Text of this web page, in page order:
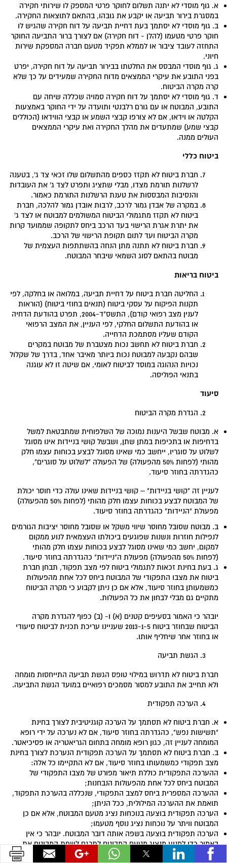
א. גוף מוסדי לא יתנה תשלום לחוקר פרטי המספק לו שירותי חקירה
במסגרת בירור תביעה או יקבע את גובהו, בהתאם לתוצאות החקירה.
ב. גוף מוסדי לא יסתמך בעת דחיית תביעה על דוח חקירה שהגיש לו
חוקר פרטי מטעמו (להלן - דוח חקירה) אם לצורך ברור התביעה החוקר
התחזה לעובד ציבור או לממלא תפקיד מטעם חברה המספקת שירות
חיוני.
ג. גוף מוסדי המבסס את החלטתו בבירור תביעה על דוח חקירה, יפרט
בפני התובע את עיקרי הממצאים מדוח החקירה שמעידים על כך שלא
קרה מקרה הביטוח.
ד. גוף מוסדי לא יסתמך על דוח חקירה סמויה שכללה שיחה עם
התובע, המבוטח או עם גורם רלבנטי ותועדה על ידי החוקר באמצעות
הקלטה או וידאו, אם לא צורפו קבצי השמע או קבצי הווידאו (הכוללים
קבצי שמע) שמתעדים את מהלך החקירה ואת עיקרי הממצאים
העולים ממנה.
ביטוח כללי
חברת ביטוח לא תקזז כספים מהתשלום שלו זכאי צד ג', בטענה
לרשלנות תורמת מצדו, מבלי שתציג ותפרט לצד ג' את העובדות
והנסיבות המבססות את טענת הרשלנות התורמת כאמור.
במקרה של אבדן גמור לרכב, לרבות אובדן גמור להלכה, חברת
ביטוח לא תקזז מתגמולי הביטוח המשולמים למבוטח או לצד ג'
את יתרת אגרת הרישוי בעד הרכב ביחס לתקופה שממועד קרות
מקרה הביטוח ועד לתום תקופת הרישוי של הרכב.
חברת ביטוח לא תתנה מתן הנחה בהשתתפות העצמית של
מבוטח בהתאם לסוג השמאי שיבחר המבוטח.
ביטוח בריאות
החליטה חברת ביטוח על דחיית תביעה, במלואה או בחלקה, לפי
תקנות הפיקוח על עסקי ביטוח (תנאים בחוזי ביטוח) (הוראות
לענין מצב רפואי קודם), התשס"ד-2004, תפרט בהודעת הדחיה
או בהודעת התשלום החלקי, לפי העניין, את המצב הרפואי
הקודם שעליו מסתמכת הדחייה.
חברת ביטוח לא תחשב נכות מצטברת של מבוטח במקרים
שבהם נקבעה למבוטח נכות ביותר מאיבר אחד, בדרך של שקלול
נכויות הנהוגה במוסד לביטוח לאומי, אם שיטה זו לא עוגנה
בתנאי הפוליסה.
סיעוד
הגדרת מקרה הביטוח
א. מבוטח שבשל היענות נמוכה של השלפוחית שמתבטאת למשל
בדחיפות או בתכיפות במתן שתן, ושבשל קושי בניידות אינו מסוגל
לשלוט על סוגריו, ייחשב כמי שאינו מסוגל לבצע בכוחות עצמו חלק
מהותי (לפחות 50% מהפעולה) של הפעולה "לשלוט על סוגרים",
כהגדרתה בחוזר סיעוד.
לעניין זה "קושי בניידות" – קושי בניידות שאינו עולה כדי חוסר יכולת
של המבוטח לבצע בכוחות עצמו חלק מהותי (לפחות 50% מהפעולה)
מפעולת "הניידות" כהגדרתה בחוזר סיעוד.
ב. מבוטח שסובל מחוסר שיווי משקל או שסובל מחוסר יציבות הגורמים
לנפילות חוזרות ונשנות שפוגעים ביכולתו העצמאית לנוע ממקום
למקום, יחשב כמי שאינו מסוגל לבצע בכוחות עצמו חלק מהותי
(לפחות 50% מהפעולה) מפעולת ה"ניידות" כהגדרתה בחוזר סיעוד.
ג. בעת בחינת זכאות לתגמולי ביטוח לפי מצב תפקוד, תבחן חברת
ביטוח את מצבו התפקודי של המבוטח ביחס לכל אחת מהפעולות
כמשמעותן בחוזר סיעוד, אלא אם כן ניתן לקבוע כי מקרה הביטוח
מתקיים גם מבלי לבחון את כל הפעולות.
יובהר כי האמור בסעיפים קטנים (א) ו- (ב) כפוף להגדרת מקרה
הביטוח שבחוזר ביטוח 2013-1-5 שעניינו עריכת תכנית לביטוח סיעודי
או בחוזר אחר שיחליף אותו.
הגשת תביעה
חברת ביטוח לא תדרוש במילוי טופס הגשת תביעה התייחסות מומחה
ולא תחייב את התובע למסור מסמכים רפואיים במועד הגשת התביעה.
הערכה תפקודית
א. חברת ביטוח לא תסתמך על הערכה קוגניטיבית לצורך בחינת
"תשישות נפש", כהגדרתה בחוזר סיעוד, אם לא נערכה על ידי רופא
המומחה לעניין זה, כגון רופא מומחה בתחום הגריאטריה או פסיכיאטר.
ב. חברת ביטוח לא תסתמך על הערכה תפקודית הנערכת לצורך בחינת
מצב תפקודי כמשמעותו בחוזר סיעוד, אם לא התקיימו כל אלה:
ההערכה התפקודית כוללת תיאור מפורט של מצבו התפקודי של
המבוטח ביחס לכל אחת מהפעולות הנבחנות;
ההערכה המספרית ביחס למצב התפקודי, שנכללה בהערכת התפקוד,
תואמת את ההערכה המילולית, ככל הניתן;
הערכה תפקודית בוצעה בנוכחות נציג מטעם המבוטח, אלא אם כן
המבוטח וויתר על נוכחות נציג נוסף מטעמו;
הערכה תפקודית בוצעה בשפה אותה דובר המבוטח. יובהר כי אין
באמור כדי למנוע מנציג מטעם המבוטח לתרגם לשפת המבוטח את
תוכן השיחה בעת הליך ביצוע ההערכה.